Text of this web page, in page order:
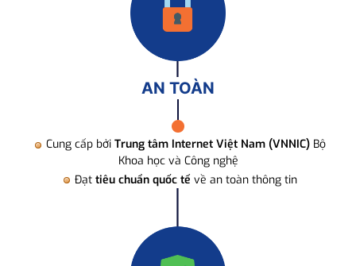
AN TOÀN
Cung cấp bởi Trung tâm Internet Việt Nam (VNNIC) Bộ
Khoa học và Công nghệ
Đạt tiêu chuẩn quốc tế về an toàn thông tin